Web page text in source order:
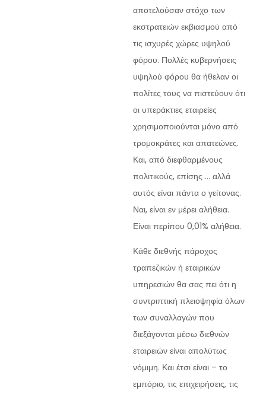
αποτελούσαν στόχο των
εκστρατειών εκβιασμού από
τις ισχυρές χώρες υψηλού
φόρου. Πολλές κυβερνήσεις
υψηλού φόρου θα ήθελαν οι
πολίτες τους να πιστεύουν ότι
οι υπεράκτιες εταιρείες
χρησιμοποιούνται μόνο από
τρομοκράτες και απατεώνες.
Και, από διεφθαρμένους
πολιτικούς, επίσης … αλλά
αυτός είναι πάντα ο γείτονας.
Ναι, είναι εν μέρει αλήθεια.
Είναι περίπου 0,01% αλήθεια.
Κάθε διεθνής πάροχος
τραπεζικών ή εταιρικών
υπηρεσιών θα σας πει ότι η
συντριπτική πλειοψηφία όλων
των συναλλαγών που
διεξάγονται μέσω διεθνών
εταιρειών είναι απολύτως
νόμιμη. Και έτσι είναι – το
εμπόριο, τις επιχειρήσεις, τις